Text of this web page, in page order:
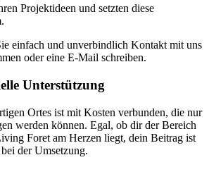
Projektideen und setzten diese
einfach und unverbindlich Kontakt mit uns
oder eine E-Mail schreiben.
Unterstützung
Ortes ist mit Kosten verbunden, die nur
werden können. Egal, ob dir der Bereich
Foret am Herzen liegt, dein Beitrag ist
der Umsetzung.